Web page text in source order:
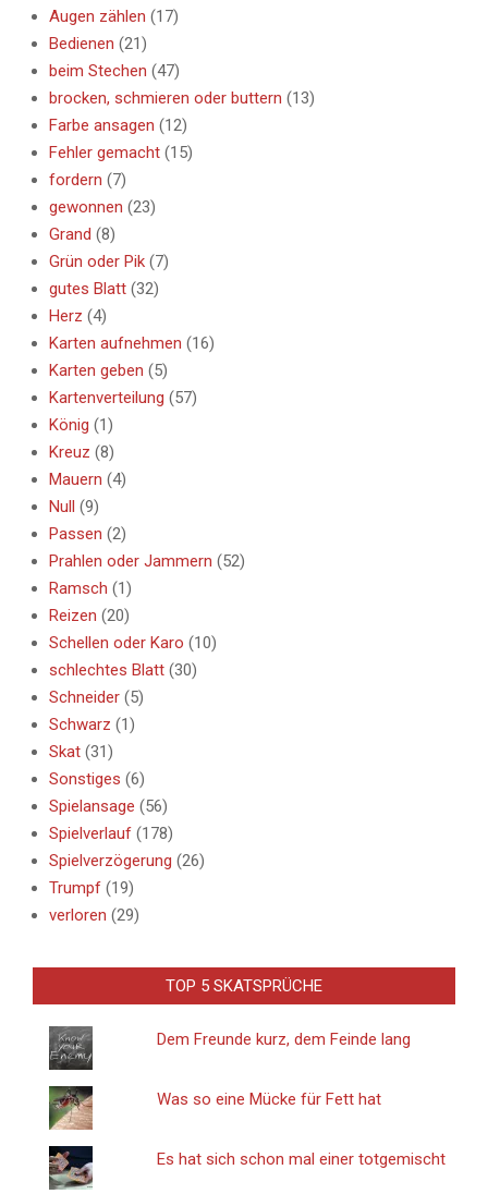
Augen zählen (17)
Bedienen (21)
beim Stechen (47)
brocken, schmieren oder buttern (13)
Farbe ansagen (12)
Fehler gemacht (15)
fordern (7)
gewonnen (23)
Grand (8)
Grün oder Pik (7)
gutes Blatt (32)
Herz (4)
Karten aufnehmen (16)
Karten geben (5)
Kartenverteilung (57)
König (1)
Kreuz (8)
Mauern (4)
Null (9)
Passen (2)
Prahlen oder Jammern (52)
Ramsch (1)
Reizen (20)
Schellen oder Karo (10)
schlechtes Blatt (30)
Schneider (5)
Schwarz (1)
Skat (31)
Sonstiges (6)
Spielansage (56)
Spielverlauf (178)
Spielverzögerung (26)
Trumpf (19)
verloren (29)
TOP 5 SKATSPRÜCHE
Dem Freunde kurz, dem Feinde lang
Was so eine Mücke für Fett hat
Es hat sich schon mal einer totgemischt